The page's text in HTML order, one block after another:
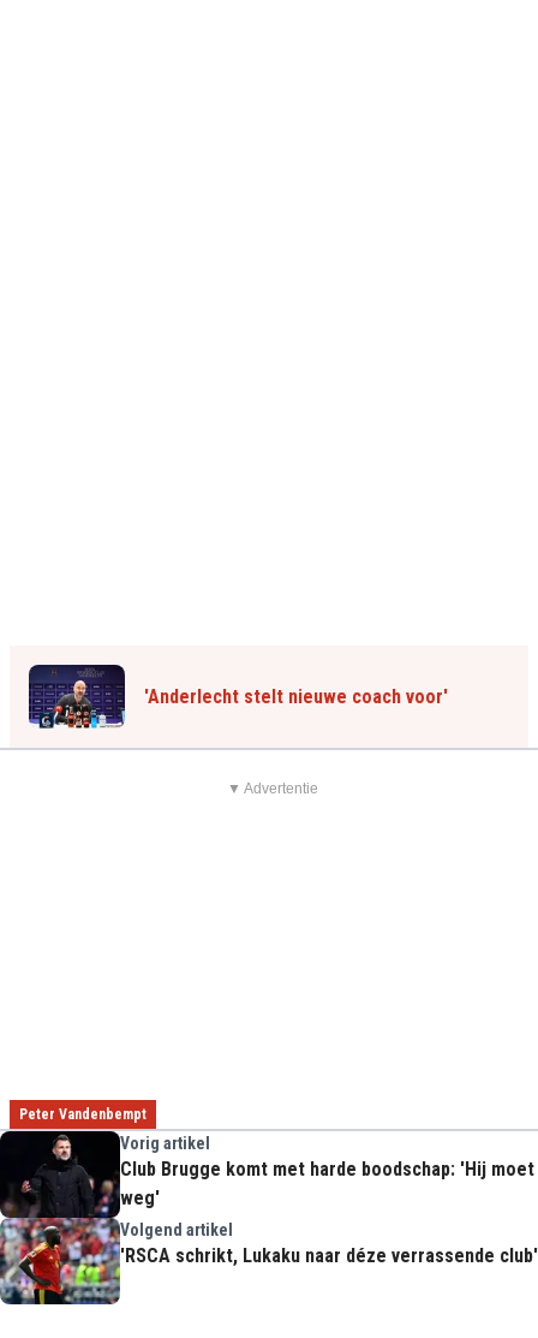
'Anderlecht stelt nieuwe coach voor'
▼ Advertentie
Peter Vandenbempt
Vorig artikel
Club Brugge komt met harde boodschap: 'Hij moet
weg'
Volgend artikel
'RSCA schrikt, Lukaku naar déze verrassende club'